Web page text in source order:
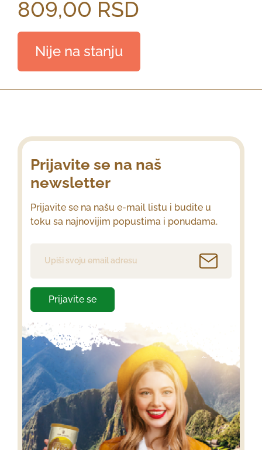
809,00 RSD
Nije na stanju
Prijavite se na naš
newsletter
Prijavite se na našu e-mail listu i budite u
toku sa najnovijim popustima i ponudama.
Prijavite se